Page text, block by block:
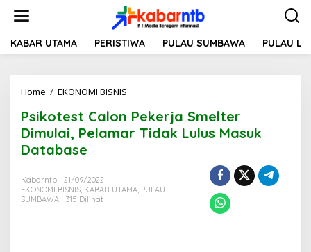
t
KABAR UTAMA PERISTIWA PULAU SUMBAWA PULAU
Home / EKONOMI BISNIS
k
o
t
Psikotest Calon Pekerja Smelter
Dimulai, Pelamar Tidak Lulus Masuk
Database
Kabarntb
21/09/2022
EKONOMI BISNIS, KABAR UTAMA, PULAU
SUMBAWA
315 Dilihat